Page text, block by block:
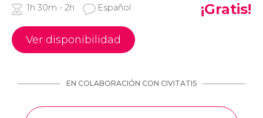
1h 30m - 2h
Español ¡Gratis!
Ver disponibilidad
EN COLABORACIÓN CON CIVITATIS